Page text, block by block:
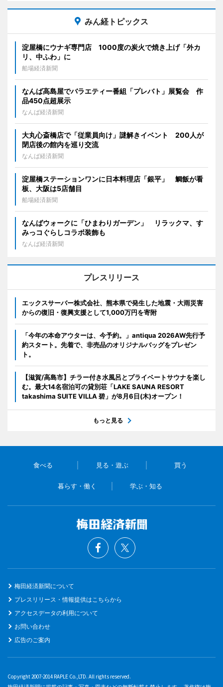
みん経トピックス
淀屋橋にウナギ専門店 1000度の炭火で焼き上げ「外カ
リ、中ふわ」に
船場経済新聞
なんば高島屋でバラエティー番組「プレバト」展覧会 作
品450点超展示
なんば経済新聞
大丸心斎橋店で「従業員向け」謎解きイベント 200人が
閉店後の館内を巡り交流
なんば経済新聞
淀屋橋ステーションワンに日本料理店「銀平」 鯛飯が看
板、大阪は5店舗目
船場経済新聞
なんばウォークに「ひまわりガーデン」 リラックマ、す
みっコぐらしコラボ装飾も
なんば経済新聞
プレスリリース
エックスサーバー株式会社、熊本県で発生した地震・大雨災害
からの復旧・復興支援として1,000万円を寄附
「今年の本命アウターは、今予約。」antiqua 2026AW先行予
約スタート。先着で、非売品のオリジナルバッグをプレゼン
ト。
【滋賀/高島市】チラー付き水風呂とプライベートサウナを楽し
む。最大14名宿泊可の貸別荘「LAKE SAUNA RESORT
takashima SUITE VILLA 碧」が8月6日(木)オープン！
もっと見る
食べる 見る・遊ぶ 買う
暮らす・働く 学ぶ・知る
梅田経済新聞について
プレスリリース・情報提供はこちらから
アクセスデータの利用について
お問い合わせ
広告のご案内
Copyright 2007-2014 RAPLE Co.,LTD. All rights reserved.